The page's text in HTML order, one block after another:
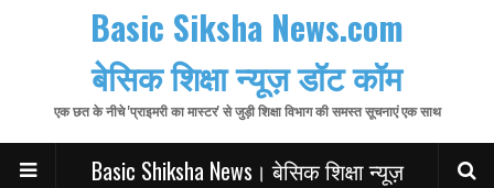
Basic Siksha News.com
बेसिक शिक्षा न्यूज़ डॉट कॉम
एक छत के नीचे 'प्राइमरी का मास्टर' से जुड़ी शिक्षा विभाग की समस्त सूचनाएं एक साथ
Basic Shiksha News। बेसिक शिक्षा न्यूज़